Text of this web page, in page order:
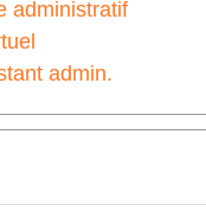
administratif
admin.